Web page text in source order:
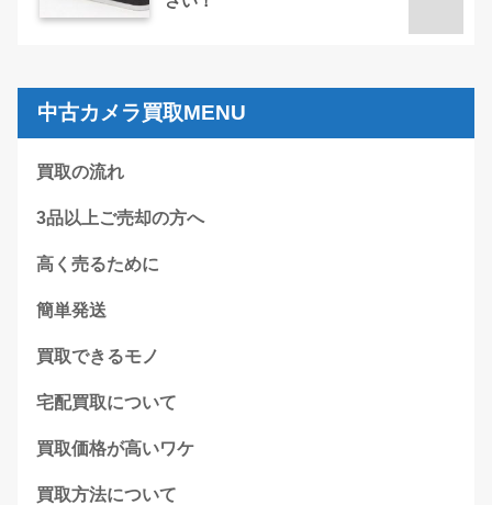
中古カメラ買取MENU
買取の流れ
3品以上ご売却の方へ
高く売るために
簡単発送
買取できるモノ
宅配買取について
買取価格が高いワケ
買取方法について